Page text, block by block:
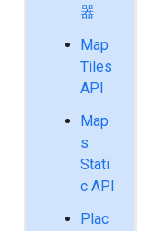
器
Map
Tiles
API
Map
s
Stati
c API
Plac